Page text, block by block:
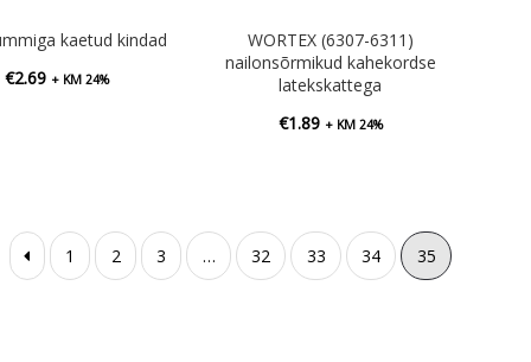
kaetud kindad
€2.69 + KM 24%
WORTEX (6307-6311)
nailonsõrmikud kahekordse
latekskattega
€1.89 + KM 24%
1 2 3 … 32 33 34 35